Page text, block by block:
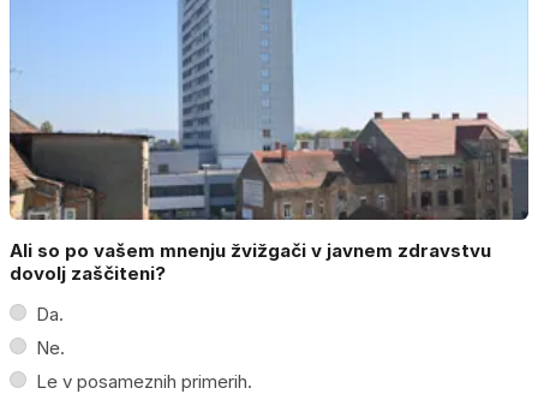
Ali so po vašem mnenju žvižgači v javnem zdravstvu
dovolj zaščiteni?
Da.
Ne.
Le v posameznih primerih.